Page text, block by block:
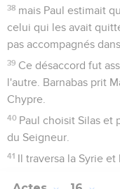
38 mais Paul estimait
celui qui les avait
pas accompagnés
39 Ce désaccord fut
l'autre. Barnabas prit
Chypre.
40 Paul choisit Silas et
du Seigneur.
41 Il traversa la Syrie